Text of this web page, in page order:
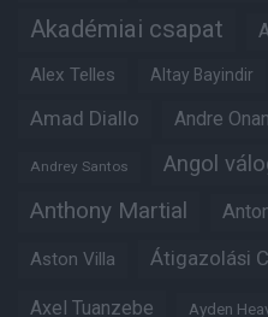
Akadémiai csapat
Alex Telles Altay Bayindir
Amad Diallo Andre
Andrey Santos Angol
Anthony Martial
Aston Villa Átigazolási
Axel Tuanzebe Ayden